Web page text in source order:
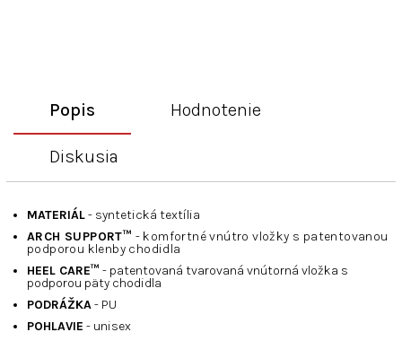
Popis Hodnotenie
Diskusia
MATERIÁL- syntetická textília
ARCH SUPPORT™ - komfortné vnútro vložky s patentovanou
podporou klenby chodidla
HEEL CARE™ - patentovaná tvarovaná vnútorná vložka s
podporou päty chodidla
PODRÁŽKA- PU
POHLAVIE - unisex